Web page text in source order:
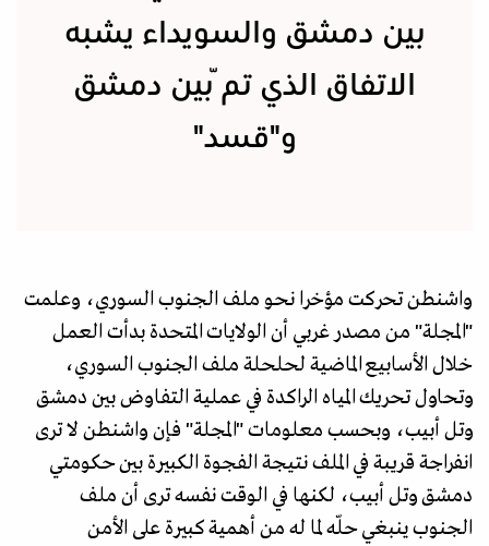
بين دمشق والسويداء يشبه
الاتفاق الذي تمّ بين دمشق
و"قسد"
واشنطن تحركت مؤخرا نحو ملف الجنوب السوري، وعلمت
"المجلة" من مصدر غربي أن الولايات المتحدة بدأت العمل
خلال الأسابيع الماضية لحلحلة ملف الجنوب السوري،
وتحاول تحريك المياه الراكدة في عملية التفاوض بين دمشق
وتل أبيب، وبحسب معلومات "المجلة" فإن واشنطن لا ترى
انفراجة قريبة في الملف نتيجة الفجوة الكبيرة بين حكومتي
دمشق وتل أبيب، لكنها في الوقت نفسه ترى أن ملف
الجنوب ينبغي حلّه لما له من أهمية كبيرة على الأمن